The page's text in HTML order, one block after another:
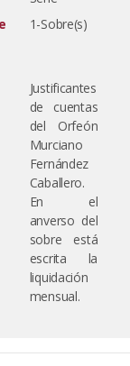
1-Sobre(s)
Justificantes
de cuentas
del Orfeón
Murciano
Fernández
Caballero.
En el
anverso del
sobre está
escrita la
liquidación
mensual.